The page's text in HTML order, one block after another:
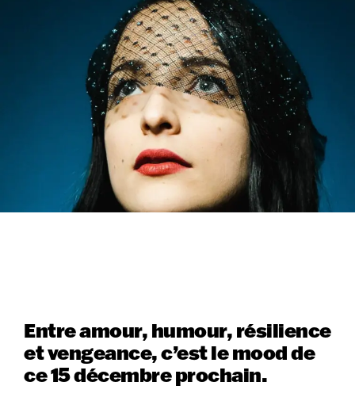
Entre amour, humour, résilience
et vengeance, c’est le mood de
ce 15 décembre prochain.